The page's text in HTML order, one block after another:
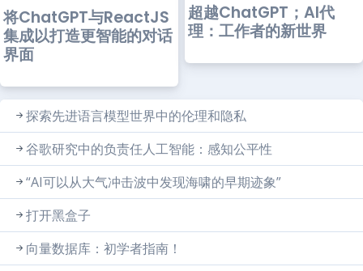
将ChatGPT与ReactJS
集成以打造更智能的对话
界面
超越ChatGPT；AI代
理：工作者的新世界
探索先进语言模型世界中的伦理和隐私
谷歌研究中的负责任人工智能：感知公平性
“AI可以从大气冲击波中发现海啸的早期迹象”
打开黑盒子
向量数据库：初学者指南！